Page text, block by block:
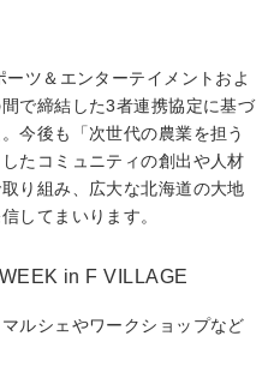
ツ＆エンターテイメントおよ
で締結した3者連携協定に基づ
今後も「次世代の農業を担う
たコミュニティの創出や人材
り組み、広大な北海道の大地
してまいります。
in F VILLAGE
ルシェやワークショップなど